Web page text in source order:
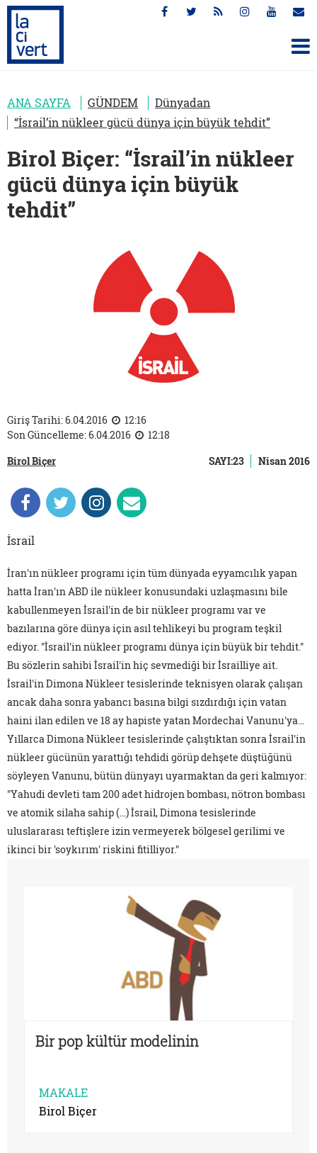
ANA SAYFA GÜNDEM
Dünyadan
“İsrail’in nükleer gücü dünya için büyük tehdit”
Birol Biçer: “İsrail’in nükleer
gücü dünya için büyük
tehdit”
Giriş Tarihi: 6.04.2016
12:16
Son Güncelleme: 6.04.2016
12:18
Birol Biçer
SAYI:23 Nisan 2016
İsrail
İran'ın nükleer programı için tüm dünyada eyyamcılık yapan
hatta İran'ın ABD ile nükleer konusundaki uzlaşmasını bile
kabullenmeyen İsrail'in de bir nükleer programı var ve
bazılarına göre dünya için asıl tehlikeyi bu program teşkil
ediyor. "İsrail'in nükleer programı dünya için büyük bir tehdit."
Bu sözlerin sahibi İsrail'in hiç sevmediği bir İsrailliye ait.
İsrail'in Dimona Nükleer tesislerinde teknisyen olarak çalışan
ancak daha sonra yabancı basına bilgi sızdırdığı için vatan
haini ilan edilen ve 18 ay hapiste yatan Mordechai Vanunu'ya…
Yıllarca Dimona Nükleer tesislerinde çalıştıktan sonra İsrail'in
nükleer gücünün yarattığı tehdidi görüp dehşete düştüğünü
söyleyen Vanunu, bütün dünyayı uyarmaktan da geri kalmıyor:
"Yahudi devleti tam 200 adet hidrojen bombası, nötron bombası
ve atomik silaha sahip (…) İsrail, Dimona tesislerinde
uluslararası teftişlere izin vermeyerek bölgesel gerilimi ve
ikinci bir 'soykırım' riskini fitilliyor."
Bir pop kültür modelinin
MAKALE
Birol Biçer